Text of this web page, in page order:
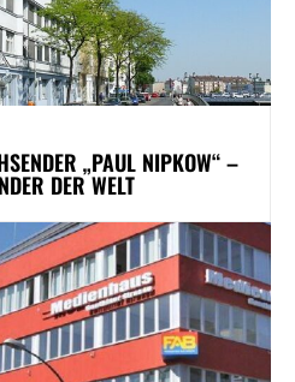
„PAUL NIPKOW“ –
DER WELT